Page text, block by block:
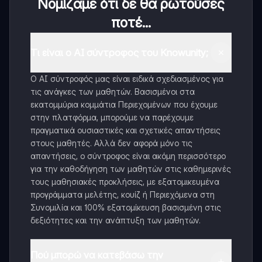
Νομίζαμε ότι δε θα ρωτούσες
ποτέ...
Ο AI σύντροφός μας είναι ειδικά σχεδιασμένος για
τις ανάγκες των μαθητών. Βασισμένοι στα
εκατομμύρια κομμάτια Περιεχομένων που έχουμε
στην πλατφόρμα, μπορούμε να παρέχουμε
πραγματικά ουσιαστικές και σχετικές απαντήσεις
στους μαθητές. Αλλά δεν αφορά μόνο τις
απαντήσεις, ο σύντροφος είναι ακόμη περισσότερο
για την καθοδήγηση των μαθητών στις καθημερινές
τους μαθησιακές προκλήσεις, με εξατομικευμένα
προγράμματα μελέτης, κουίζ ή Περιεχόμενα στη
Συνομιλία και 100% εξατομίκευση βασισμένη στις
δεξιότητες και την ανάπτυξη των μαθητών.